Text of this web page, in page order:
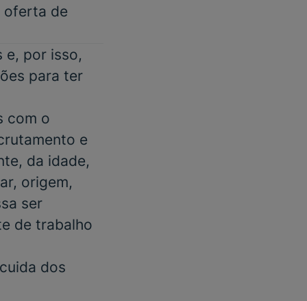
oferta de
e, por isso,
para ter
com o
e
da idade,
origem,
ser
de trabalho
dos